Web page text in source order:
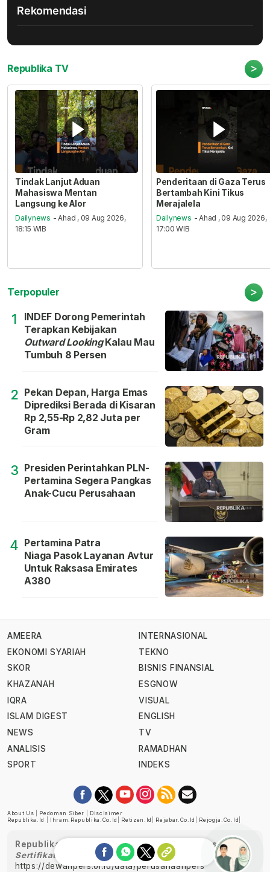
Rekomendasi
Republika TV >
Tindak Lanjut Aduan
Mahasiswa Mentan
Langsung ke Alor
Dailynews - Ahad , 09 Aug 2026,
18:15 WIB
Penderitaan di Gaza Terus
Bertambah Kini Tikus
Merajalela
Dailynews - Ahad , 09 Aug 2026,
17:00 WIB
Terpopuler >
1
INDEF Dorong Pemerintah
Terapkan Kebijakan
Outward LookingKalau Mau
Tumbuh 8 Persen
2 Pekan Depan, Harga Emas
Diprediksi Berada di Kisaran
Rp 2,55-Rp 2,82 Juta per
Gram
3 Presiden Perintahkan PLN-
Pertamina Segera Pangkas
Anak-Cucu Perusahaan
4 Pertamina Patra
Niaga Pasok Layanan Avtur
Untuk Raksasa Emirates
A380
AMEERA
EKONOMI SYARIAH
SKOR
KHAZANAH
IQRA
ISLAM DIGEST
NEWS
ANALISIS
SPORT
INTERNASIONAL
TEKNO
BISNIS FINANSIAL
ESGNOW
VISUAL
ENGLISH
TV
RAMADHAN
INDEKS
About Us Pedoman Siber
Disclaimer
Republika.id
Ihram.republika.co.id Retizen.id Rejabar.co.id Rejogja.co.id
Republika telah diverifikasi oleh Dewan Pers
Sertifikat Nomor 1058/DP-Verifikasi/K/XII/2022
https://dewanpers.or.id/data/perusahaanpers